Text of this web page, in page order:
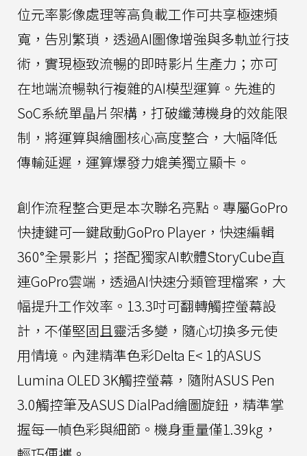
位元率影像處理等高負載工作可共享極速頻
寬，告別繁瑣，透過AI圖像增強與多軌並行技
術，實現極致流暢的即時影片生產力；亦可
在地端流暢執行複雜的AI模型運算。先進的
SoC系統單晶片架構，打破纖薄機身的效能限
制，將運算與繪圖核心高度整合，大幅降低
傳輸延遲，運算爆發力媲美獨立顯卡。
創作流程整合更是本次聯名亮點。專屬GoPro
快捷鍵可一鍵啟動GoPro Player，快速編輯
360°全景影片；搭配獨家AI軟體StoryCube直
連GoPro雲端，透過AI快速分類管理檔案，大
幅提升工作效率。13.3吋可翻轉觸控螢幕設
計，不僅堅固且靈活多變，隨心切換多元使
用情境。內建精準色彩Delta E< 1的ASUS
Lumina OLED 3K觸控螢幕，隨附ASUS Pen
3.0觸控筆及ASUS DialPad繪圖旋鈕，精準掌
握每一幀色彩與細節。機身重量僅1.39kg，